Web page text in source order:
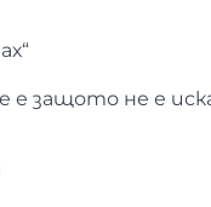
е защото не е